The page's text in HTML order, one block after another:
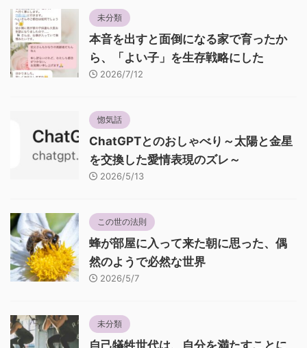
未分類
本音を出すと面倒になる家で育ったか
ら、「よい子」を生存戦略にした
2026/7/12
惚気話
ChatGPTとのおしゃべり～太陽と金星
を交換した愛情表現のズレ～
2026/5/13
この世の法則
蜂が部屋に入って来た朝に思った、偶
然のようで必然な世界
2026/5/7
未分類
自己犠牲世代は、自分を満たすことに